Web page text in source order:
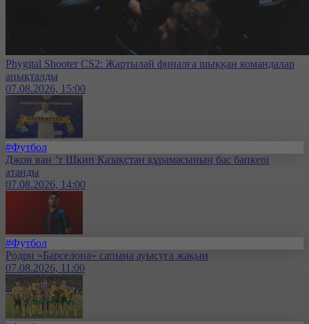
Phygital Shooter CS2: Жартылай финалға шыққан командалар
анықталды
07.08.2026, 15:00
#Футбол
Джон ван ’т Шкип Қазақстан құрамасының бас бапкері
атанды
07.08.2026, 14:00
#Футбол
Родри «Барселона» сапына ауысуға жақын
07.08.2026, 11:00